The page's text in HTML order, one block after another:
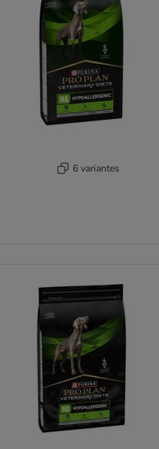
6 variantes